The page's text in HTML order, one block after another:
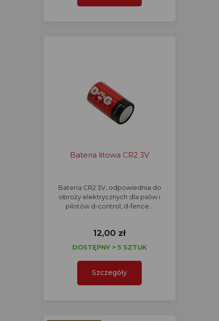
Bateria litowa CR2 3V
Bateria CR2 3V, odpowiednia do
obroży elektrycznych dla psów i
pilotów d-control, d-fence…
12,00 zł
DOSTĘPNY > 5 SZTUK
Szczegóły